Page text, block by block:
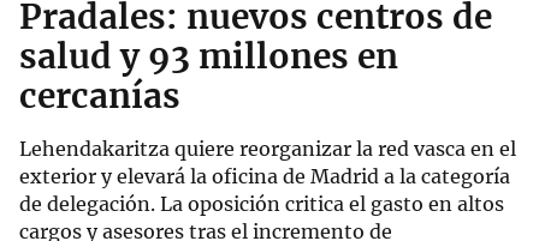
Pradales: nuevos centros de
salud y 93 millones en
cercanías
Lehendakaritza quiere reorganizar la red vasca en el
exterior y elevará la oficina de Madrid a la categoría
de delegación. La oposición critica el gasto en altos
cargos y asesores tras el incremento de